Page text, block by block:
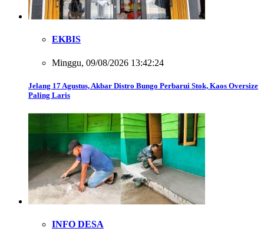
EKBIS
Minggu, 09/08/2026 13:42:24
Jelang 17 Agustus, Akbar Distro Bungo Perbarui Stok, Kaos Oversize
Paling Laris
INFO DESA